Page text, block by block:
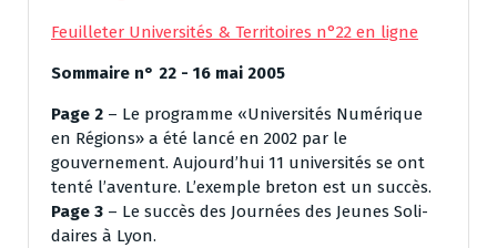
Feuilleter Universités & Territoires n°22 en ligne
Sommaire n° 22 -­ 16 mai 2005
Page 2 – Le programme «Universités Numérique
en Régions» a été lancé en 2002 par le
gouvernement. Aujourd’hui 11 universités se ont
tenté l’aventure. L’exemple breton est un succès.
Page 3 – Le succès des Journées des Jeunes Soli-
daires à Lyon.